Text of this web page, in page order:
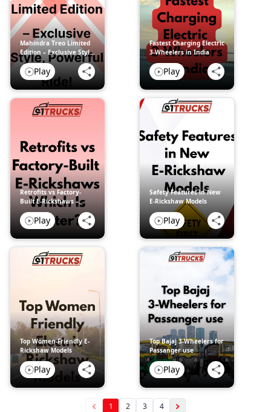
Mahindra Treo Limited
Edition – Exclusive Style,
Powerful Ride!
Play
Fastest Charging Electric
3-Wheelers in India
Play
Retrofits vs Factory-
Built E-Rickshaws –
Which Is Better?
Play
Safety Features in New
E-Rickshaw Models
Play
Top Women-Friendly E-
Rickshaw Models
Play
Top Bajaj 3-Wheelers for
Passanger use
Play
1 2 3 4